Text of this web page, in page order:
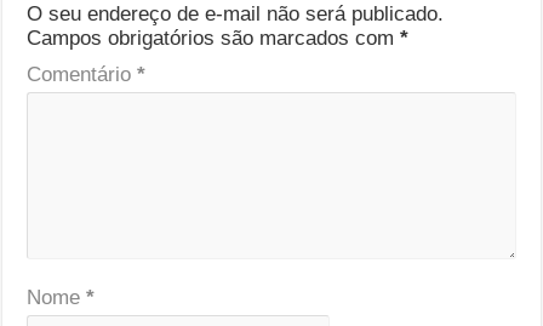
O seu endereço de e-mail não será publicado.
Campos obrigatórios são marcados com*
Comentário*
Nome*